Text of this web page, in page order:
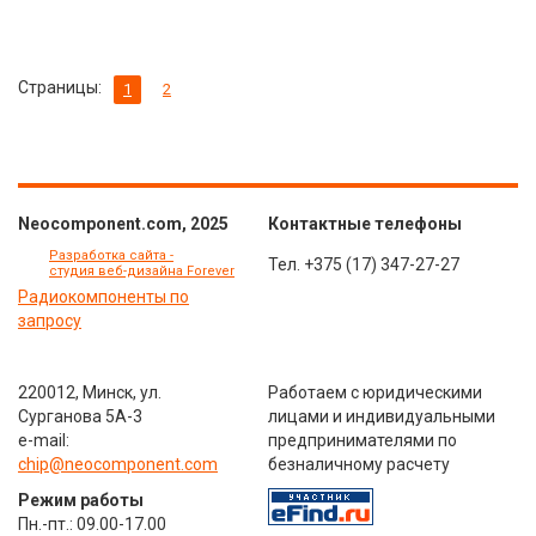
Страницы: 1 2
Neocomponent.com, 2025
Разработка сайта -
студия веб-дизайна Forever
Радиокомпоненты по
запросу
Контактные телефоны
Тел. +375 (17) 347-27-27
220012, Минск, ул.
Сурганова 5А-3
e-mail:
chip@neocomponent.com
Режим работы
Пн.-пт.: 09.00-17.00
Работаем с юридическими
лицами и индивидуальными
предпринимателями по
безналичному расчету